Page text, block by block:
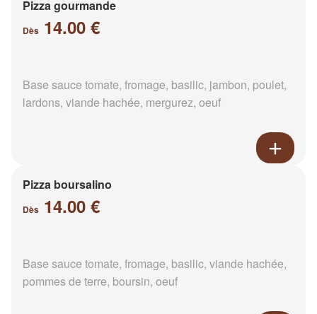
Pizza gourmande
Dès 14.00 €
Base sauce tomate, fromage, basilic, jambon, poulet,
lardons, viande hachée, mergurez, oeuf
Pizza boursalino
Dès 14.00 €
Base sauce tomate, fromage, basilic, viande hachée,
pommes de terre, boursin, oeuf